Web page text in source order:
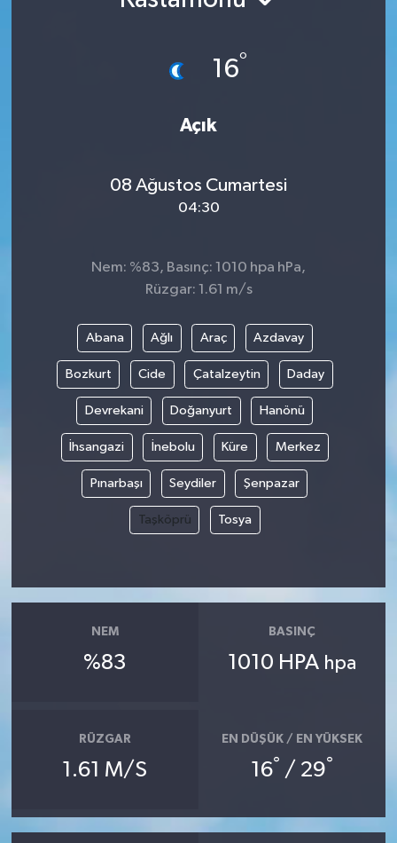
16°
Açık
08 Ağustos Cumartesi
04:30
Nem: %83, Basınç: 1010 hpa hPa,
Rüzgar: 1.61 m/s
Abana Ağlı Araç Azdavay
Bozkurt Cide Çatalzeytin Daday
Devrekani Doğanyurt Hanönü
İhsangazi İnebolu Küre Merkez
Pınarbaşı Seydiler Şenpazar
Taşköprü Tosya
NEM
%83
BASINÇ
1010 HPA hpa
RÜZGAR
1.61 M/S
EN DÜŞÜK / EN YÜKSEK
16° / 29°
Sağlık
Son Dakika
Yaşam
AboneHaber Özel